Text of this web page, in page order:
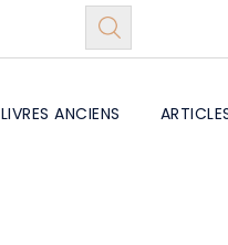
LIVRES ANCIENS